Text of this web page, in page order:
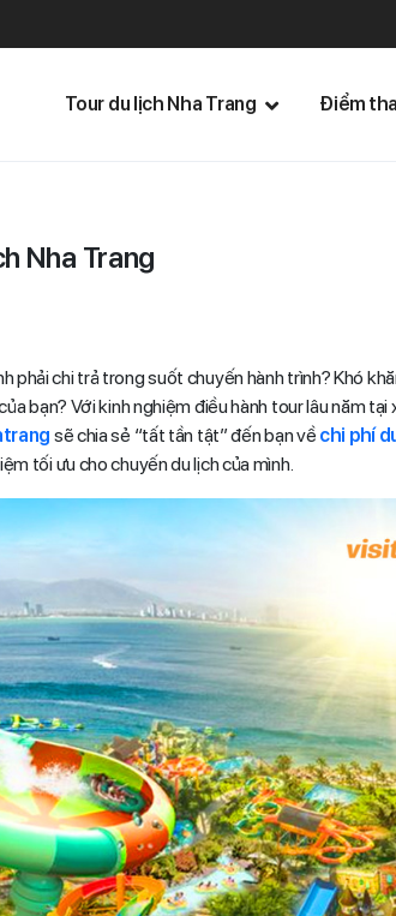
Tour du lịch Nha Trang Điểm
Nha Trang
phải chi trả trong suốt chuyến hành trình? Khó
bạn? Với kinh nghiệm điều hành tour lâu năm tại
sẽ chia sẻ “tất tần tật” đến bạn về chi phí
tối ưu cho chuyến du lịch của mình.